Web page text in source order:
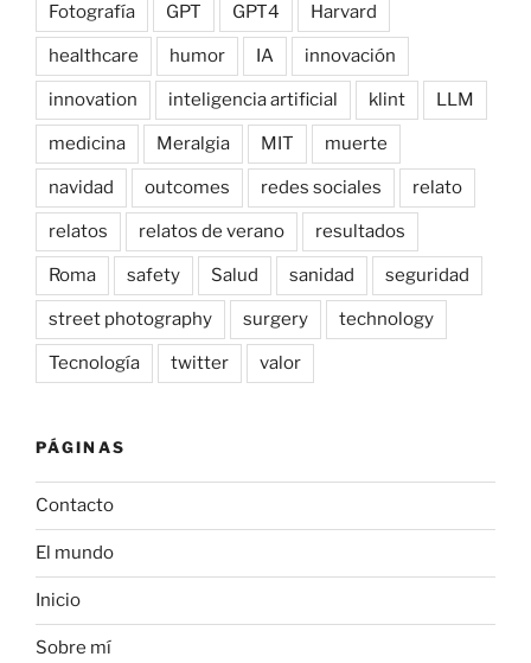
Fotografía GPT GPT4 Harvard
healthcare humor IA innovación
innovation inteligencia artificial klint LLM
medicina Meralgia MIT muerte
navidad outcomes redes sociales relato
relatos relatos de verano resultados
Roma safety Salud sanidad seguridad
street photography surgery technology
Tecnología twitter valor
PÁGINAS
Contacto
El mundo
Inicio
Sobre mí